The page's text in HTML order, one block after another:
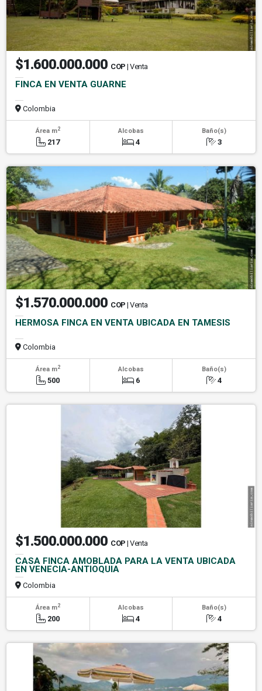
$1.600.000.000 COP | Venta
FINCA EN VENTA GUARNE
Colombia
Área m2
217
Alcobas
4
Baño(s)
3
$1.570.000.000 COP | Venta
HERMOSA FINCA EN VENTA UBICADA EN TAMESIS
Colombia
Área m2
500
Alcobas
6
Baño(s)
4
$1.500.000.000 COP | Venta
CASA FINCA AMOBLADA PARA LA VENTA UBICADA
EN VENECIA-ANTIOQUIA
Colombia
Área m2
200
Alcobas
4
Baño(s)
4